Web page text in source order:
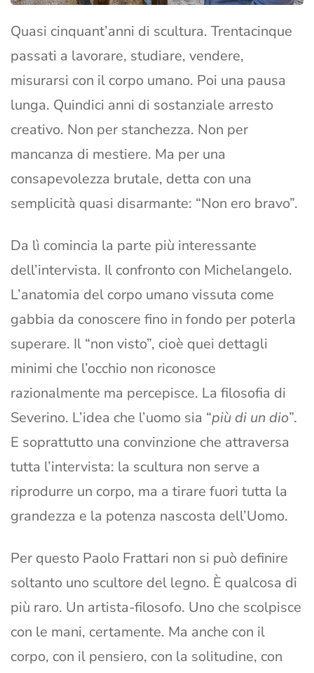
Quasi cinquant’anni di scultura. Trentacinque
passati a lavorare, studiare, vendere,
misurarsi con il corpo umano. Poi una pausa
lunga. Quindici anni di sostanziale arresto
creativo. Non per stanchezza. Non per
mancanza di mestiere. Ma per una
consapevolezza brutale, detta con una
semplicità quasi disarmante: “Non ero bravo”.
Da lì comincia la parte più interessante
dell’intervista. Il confronto con Michelangelo.
L’anatomia del corpo umano vissuta come
gabbia da conoscere fino in fondo per poterla
superare. Il “non visto”, cioè quei dettagli
minimi che l’occhio non riconosce
razionalmente ma percepisce. La filosofia di
Severino. L’idea che l’uomo sia “più di un dio”.
E soprattutto una convinzione che attraversa
tutta l’intervista: la scultura non serve a
riprodurre un corpo, ma a tirare fuori tutta la
grandezza e la potenza nascosta dell’Uomo.
Per questo Paolo Frattari non si può definire
soltanto uno scultore del legno. È qualcosa di
più raro. Un artista-filosofo. Uno che scolpisce
con le mani, certamente. Ma anche con il
corpo, con il pensiero, con la solitudine, con